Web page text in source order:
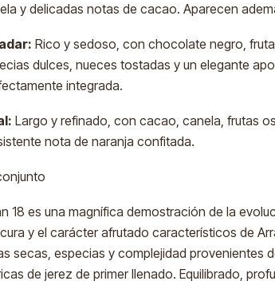
y delicadas notas de cacao. Aparecen
Rico y sedoso, con chocolate negro,
dulces, nueces tostadas y un elegante
integrada.
Largo y refinado, con cacao, canela, frutas
nota de naranja confitada.
18 es una magnífica demostración de la
y el carácter afrutado característicos de
secas, especias y complejidad provenientes
de jerez de primer llenado. Equilibrado,